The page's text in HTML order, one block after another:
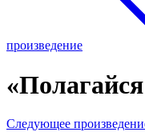
произведение
Следующее